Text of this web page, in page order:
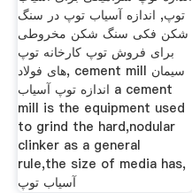
توپ, اندازه آسیاب توپ در سنگ
شکن فکی سنگ شکن مخروطی
برای فروش توپ کارخانه توپ
های فولاد, cement mill سیمان
اندازه توپ آسیاب a cement
mill is the equipment used
to grind the hard,nodular
clinker as a general
rule,the size of media has,
آسیاب توپ